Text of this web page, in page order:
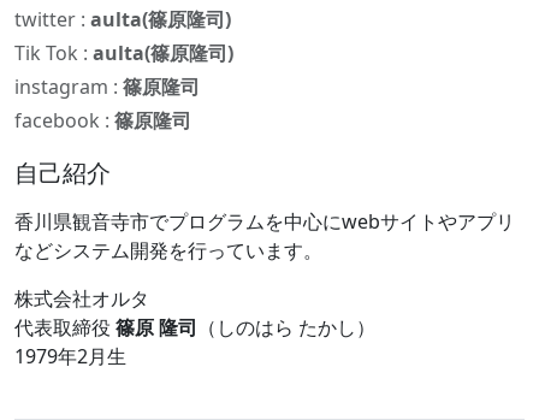
twitter : aulta(篠原隆司)
Tik Tok : aulta(篠原隆司)
instagram : 篠原隆司
facebook : 篠原隆司
自己紹介
香川県観音寺市でプログラムを中心にwebサイトやアプリ
などシステム開発を行っています。
株式会社オルタ
代表取締役 篠原 隆司 （しのはら たかし）
1979年2月生